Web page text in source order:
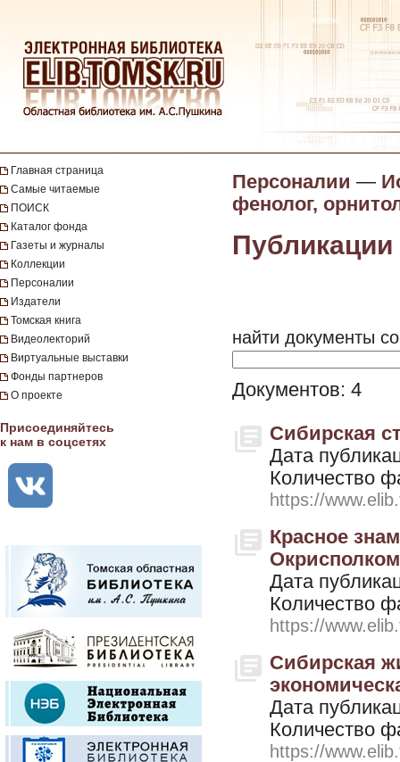
Главная страница
Самые читаемые
ПОИСК
Каталог фонда
Газеты и журналы
Коллекции
Персоналии
Издатели
Томская книга
Видеолекторий
Виртуальные выставки
Фонды партнеров
О проекте
Присоединяйтесь
к нам в соцсетях
Персоналии —
фенолог,
Публикации
найти документы
Документов: 4
Сибирская
Дата
Количество
https://
Красное
Дата
Количество
https://
Сибирская
Дата
Количество
https://